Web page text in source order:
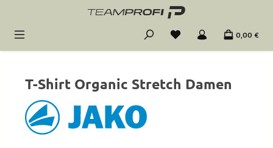
Zum Hauptinhalt springen
0,00 €
T-Shirt Organic Stretch Damen